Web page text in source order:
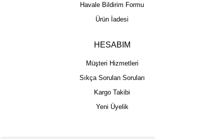
Havale Bildirim Formu
Ürün İadesi
HESABIM
Müşteri Hizmetleri
Sıkça Sorulan Soruları
Kargo Takibi
Yeni Üyelik